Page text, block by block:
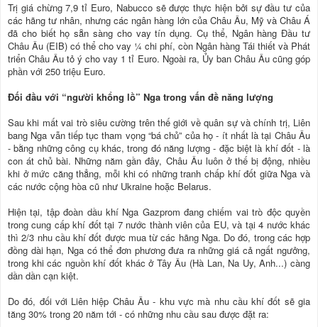
Trị giá chừng 7,9 tỉ Euro, Nabucco sẽ được thực hiện bởi sự đầu tư của
các hãng tư nhân, nhưng các ngân hàng lớn của Châu Âu, Mỹ và Châu Á
đã cho biết họ sẵn sàng cho vay tín dụng. Cụ thể, Ngân hàng Đầu tư
Châu Âu (EIB) có thể cho vay ¼ chi phí, còn Ngân hàng Tái thiết và Phát
triển Châu Âu tỏ ý cho vay 1 tỉ Euro. Ngoài ra, Ủy ban Châu Âu cũng góp
phần với 250 triệu Euro.
Đối đầu với “người khổng lồ” Nga trong vấn đề năng lượng
Sau khi mất vai trò siêu cường trên thế giới về quân sự và chính trị, Liên
bang Nga vẫn tiếp tục tham vọng “bá chủ” của họ - ít nhất là tại Châu Âu
- bằng những công cụ khác, trong đó năng lượng - đặc biệt là khí đốt - là
con át chủ bài. Những năm gần đây, Châu Âu luôn ở thế bị động, nhiều
khi ở mức căng thẳng, mỗi khi có những tranh chấp khí đốt giữa Nga và
các nước cộng hòa cũ như Ukraine hoặc Belarus.
Hiện tại, tập đoàn dầu khí Nga Gazprom đang chiếm vai trò độc quyền
trong cung cấp khí đốt tại 7 nước thành viên của EU, và tại 4 nước khác
thì 2/3 nhu cầu khí đốt được mua từ các hãng Nga. Do đó, trong các hợp
đồng dài hạn, Nga có thể đơn phương đưa ra những giá cả ngất ngưởng,
trong khi các nguồn khí đốt khác ở Tây Âu (Hà Lan, Na Uy, Anh...) càng
dần dần cạn kiệt.
Do đó, đối với Liên hiệp Châu Âu - khu vực mà nhu cầu khí đốt sẽ gia
tăng 30% trong 20 năm tới - có những nhu cầu sau được đặt ra: